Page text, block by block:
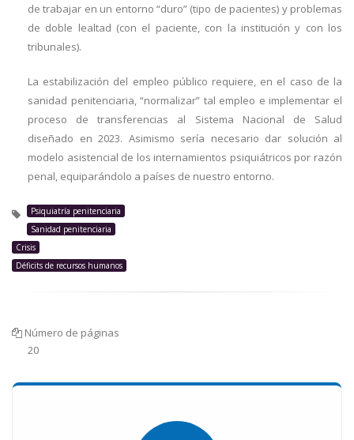
de trabajar en un entorno “duro” (tipo de pacientes) y problemas
de doble lealtad (con el paciente, con la institución y con los
tribunales).
La estabilización del empleo público requiere, en el caso de la
sanidad penitenciaria, “normalizar” tal empleo e implementar el
proceso de transferencias al Sistema Nacional de Salud
diseñado en 2023. Asimismo sería necesario dar solución al
modelo asistencial de los internamientos psiquiátricos por razón
penal, equiparándolo a países de nuestro entorno.
Psiquiatría penitenciaria
Sanidad penitenciaria
Crisis
Déficits de recursos humanos
Número de páginas
20